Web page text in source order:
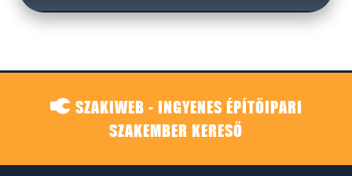
SZAKIWEB - INGYENES ÉPÍTŐIPARI
SZAKEMBER KERESŐ